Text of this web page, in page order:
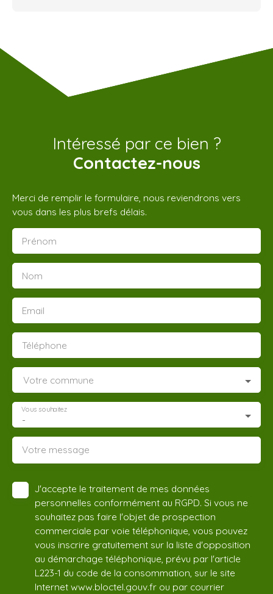
Intéressé par ce bien ?
Contactez-nous
Merci de remplir le formulaire, nous reviendrons vers
vous dans les plus brefs délais.
Prénom
Nom
Email
Téléphone
Votre commune
-
Vous souhaitez
Votre message
J'accepte le traitement de mes données
personnelles conformément au RGPD. Si vous ne
souhaitez pas faire l'objet de prospection
commerciale par voie téléphonique, vous pouvez
vous inscrire gratuitement sur la liste d'opposition
au démarchage téléphonique, prévu par l'article
L223-1 du code de la consommation, sur le site
Internet www.bloctel.gouv.fr ou par courrier